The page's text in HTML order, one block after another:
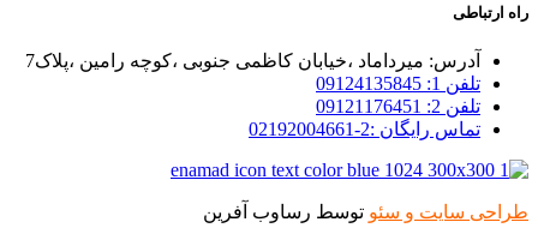
راه ارتباطی
آدرس: میرداماد ،خیابان کاظمی جنوبی ،کوچه رامین ،پلاک7
تلفن 1: 09124135845
تلفن 2: 09121176451
تماس رایگان :2-02192004661
طراحی سایت و سئو توسط رساوب آفرین